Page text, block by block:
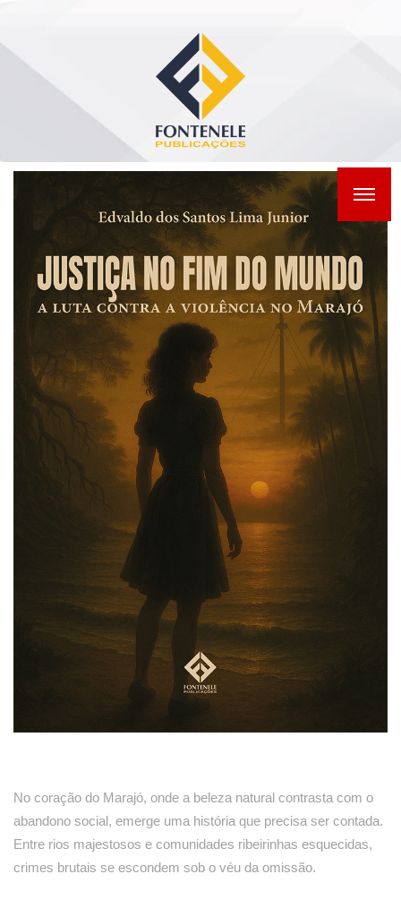
No coração do Marajó, onde a beleza natural contrasta com o
abandono social, emerge uma história que precisa ser contada.
Entre rios majestosos e comunidades ribeirinhas esquecidas,
crimes brutais se escondem sob o véu da omissão.